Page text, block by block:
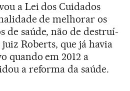
a Lei dos Cuidados
de melhorar os
de saúde, não de destruí-
Roberts, que já havia
quando em 2012 a
a reforma da saúde.